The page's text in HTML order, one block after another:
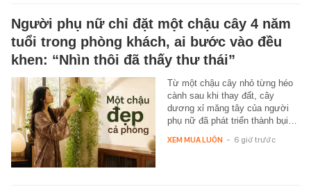
Người phụ nữ chỉ đặt một chậu cây 4 năm
tuổi trong phòng khách, ai bước vào đều
khen: “Nhìn thôi đã thấy thư thái”
Từ một chậu cây nhỏ từng héo
cành sau khi thay đất, cây
dương xỉ măng tây của người
phụ nữ đã phát triển thành bụi…
XEM MUA LUÔN - 6 giờ trước